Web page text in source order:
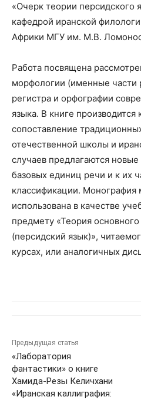
«Очерк теории персидского
кафедрой иранской
Африки МГУ им. М.В.
Работа посвящена
морфологии (именные части
регистра и орфографии
языка. В книге производится
сопоставление
отечественной школы и
случаев предлагаются
базовых единиц речи и к их
классификации.
использована в качестве
предмету «Теория
(персидский язык)»,
курсах, или аналогичных
Предыдущая статья
«Лаборатория
фантастики» о книге
Хамида-Резы Келичхани
«Иранская каллиграфия: